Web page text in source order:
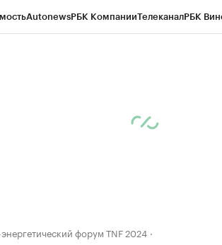
AutonewsРБК КомпанииТелеканалРБК
форум TNF 2024